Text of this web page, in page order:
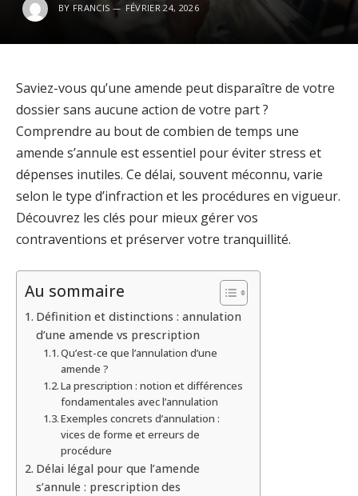
BY FRANCIS FÉVRIER 24, 2026
Saviez-vous qu’une amende peut disparaître de votre
dossier sans aucune action de votre part ?
Comprendre au bout de combien de temps une
amende s’annule est essentiel pour éviter stress et
dépenses inutiles. Ce délai, souvent méconnu, varie
selon le type d’infraction et les procédures en vigueur.
Découvrez les clés pour mieux gérer vos
contraventions et préserver votre tranquillité.
Au sommaire
Définition et distinctions : annulation
d’une amende vs prescription
Qu’est-ce que l’annulation d’une
amende ?
La prescription : notion et différences
fondamentales avec l’annulation
Exemples concrets d’annulation :
vices de forme et erreurs de
procédure
Délai légal pour que l’amende
s’annule : prescription des